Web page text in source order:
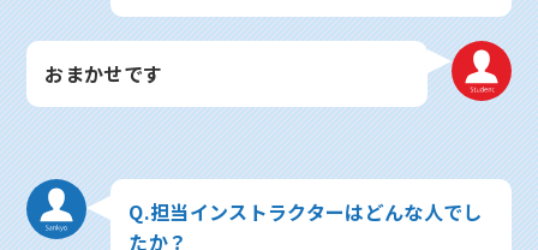
おまかせです
Q.担当インストラクターはどんな人でし
たか？